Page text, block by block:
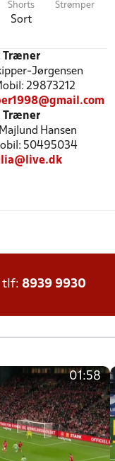
Shorts
Sort
Strømper
Træner
Jørgensen
29873212
Træner
Hansen
50495034
tlf: 8939 9930
01:58